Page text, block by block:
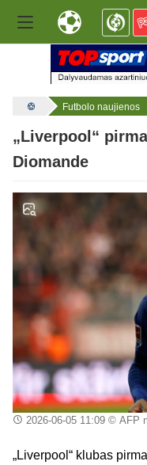
Futbolo naujienos
„Liverpool“
Diomande
2026-06-05 11:09© AFP
„Liverpool“ klubas